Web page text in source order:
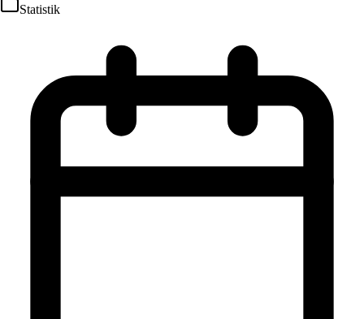
Statistik